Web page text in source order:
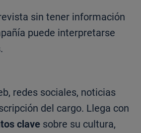
sin tener información
puede interpretarse
redes sociales, noticias
del cargo. Llega con
clave sobre su cultura,